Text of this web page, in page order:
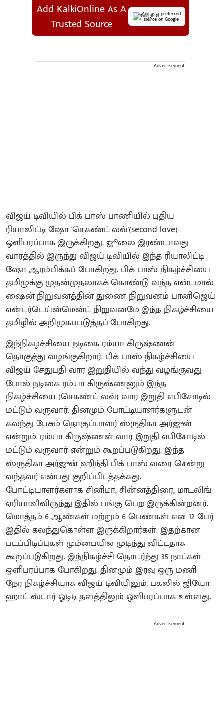
Add KalkiOnline As A
Trusted Source
Add as a preferred
source on Google
Advertisement
விஜய் டிவியில் பிக் பாஸ் பாணியில் புதிய
ரியாலிட்டி ஷோ 'செகண்ட் லவ்'(second love)
ஒளிபரப்பாக இருக்கிறது. ஜூலை இரண்டாவது
வாரத்தில் இருந்து விஜய் டிவியில் இந்த ரியாலிட்டி
ஷோ ஆரம்பிக்கப் போகிறது. பிக் பாஸ் நிகழ்ச்சியை
தமிழுக்கு முதன்முதலாகக் கொண்டு வந்த என்டமால்
ஷைன் நிறுவனத்தின் துணை நிறுவனம் பானிஜெய்
என்டர்டெய்ன்மென்ட் நிறுவனமே இந்த நிகழ்ச்சியை
தமிழில் அறிமுகப்படுத்தப் போகிறது.
இந்நிகழ்ச்சியை நடிகை ரம்யா கிருஷ்ணன்
தொகுத்து வழங்குகிறார். பிக் பாஸ் நிகழ்ச்சியை
விஜய் சேதுபதி வார இறுதியில் வந்து வழங்குவது
போல் நடிகை ரம்யா கிருஷ்ணனும் இந்த
நிகழ்ச்சியை (செகண்ட் லவ்) வார இறுதி எபிசோடில்
மட்டும் வருவார். தினமும் போட்டியாளர்களுடன்
கலந்து பேசும் தொகுப்பாளர் ஸ்ருதிகா அர்ஜுன்
என்றும், ரம்யா கிருஷ்ணன் வார இறுதி எபிசோடில்
மட்டும் வருவார் என்றும் கூறப்படுகிறது. இந்த
ஸ்ருதிகா அர்ஜுன் ஹிந்தி பிக் பாஸ் வரை சென்று
வந்தவர் என்பது குறிப்பிடத்தக்கது.
போட்டியாளர்களாக சினிமா, சின்னத்திரை, மாடலிங்
ஏரியாவிலிருந்து இதில் பங்கு பெற இருக்கின்றனர்.
மொத்தம் 6 ஆண்கள் மற்றும் 6 பெண்கள் என 12 பேர்
இதில் கலந்துகொள்ள இருக்கிறார்கள். இதற்கான
படப்பிடிப்புகள் மும்பையில் முடிந்து விட்டதாக
கூறப்படுகிறது. இந்நிகழ்ச்சி தொடர்ந்து 35 நாட்கள்
ஒளிபரப்பாக போகிறது. தினமும் இரவு ஒரு மணி
நேர நிகழ்ச்சியாக விஜய் டிவியிலும், பகலில் ஜியோ
ஹாட் ஸ்டார் ஓடிடி தளத்திலும் ஒளிபரப்பாக உள்ளது.
Advertisement